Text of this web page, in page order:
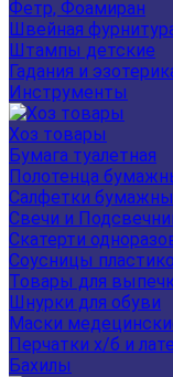
Фетр, Фоамиран
Швейная
Штампы детские
Гадания и
Инструменты
Хоз товары
Бумага туалетная
Полотенца
Салфетки
Свечи и
Скатерти
Соусницы
Товары для
Шнурки для обуви
Маски
Перчатки х/б и
Бахилы